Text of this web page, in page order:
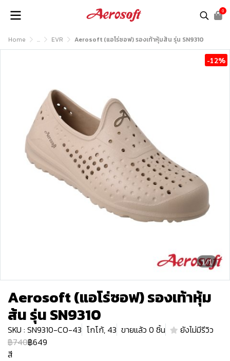
0
Home ... EVR Aerosoft (แอโร่ซอฟ) รองเท้าหุ้มส้น รุ่น SN9310
1/1
-12%
Aerosoft (แอโร่ซอฟ) รองเท้าหุ้ม
ส้น รุ่น SN9310
SKU : SN9310-CO-43 โกโก้, 43 ขายแล้ว 0 ชิ้น
ยังไม่มีรีวิว
฿740฿649
สี